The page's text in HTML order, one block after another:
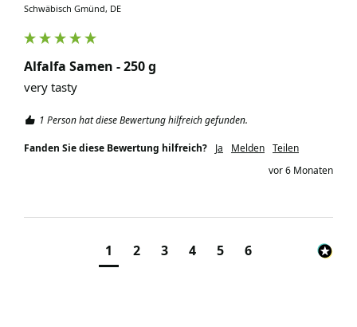
Schwäbisch Gmünd, DE
Alfalfa Samen - 250 g
very tasty
1 Person hat diese Bewertung hilfreich gefunden.
Fanden Sie diese Bewertung hilfreich? Ja Melden Teilen
vor 6 Monaten
1 2 3 4 5 6